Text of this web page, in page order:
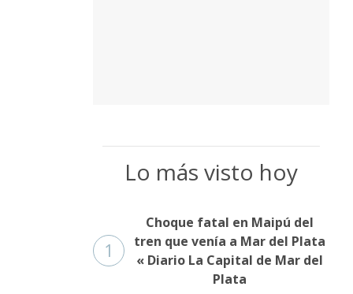
Lo más visto hoy
1
Choque fatal en Maipú del
tren que venía a Mar del Plata
« Diario La Capital de Mar del
Plata